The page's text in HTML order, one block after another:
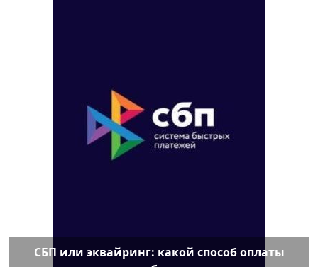
СБП или эквайринг: какой способ оплаты